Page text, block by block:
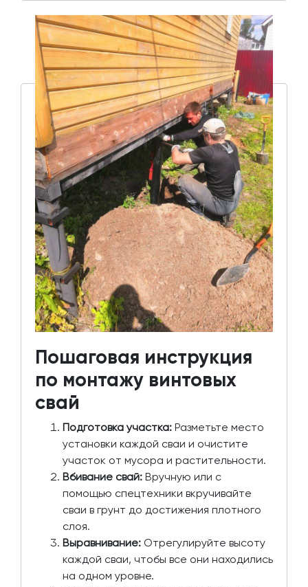
Пошаговая инструкция
по монтажу винтовых
свай
Подготовка участка: Разметьте место
установки каждой сваи и очистите
участок от мусора и растительности.
Вбивание свай: Вручную или с
помощью спецтехники вкручивайте
сваи в грунт до достижения плотного
слоя.
Выравнивание: Отрегулируйте высоту
каждой сваи, чтобы все они находились
на одном уровне.